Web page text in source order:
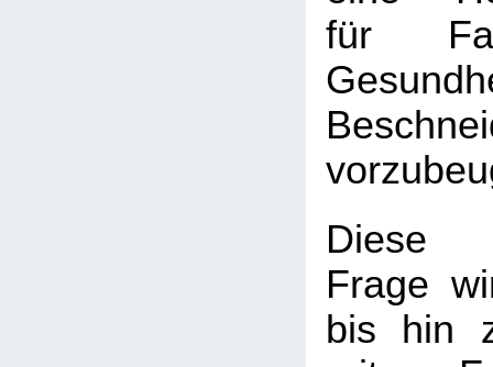
für
Diese
Frage
bis hin